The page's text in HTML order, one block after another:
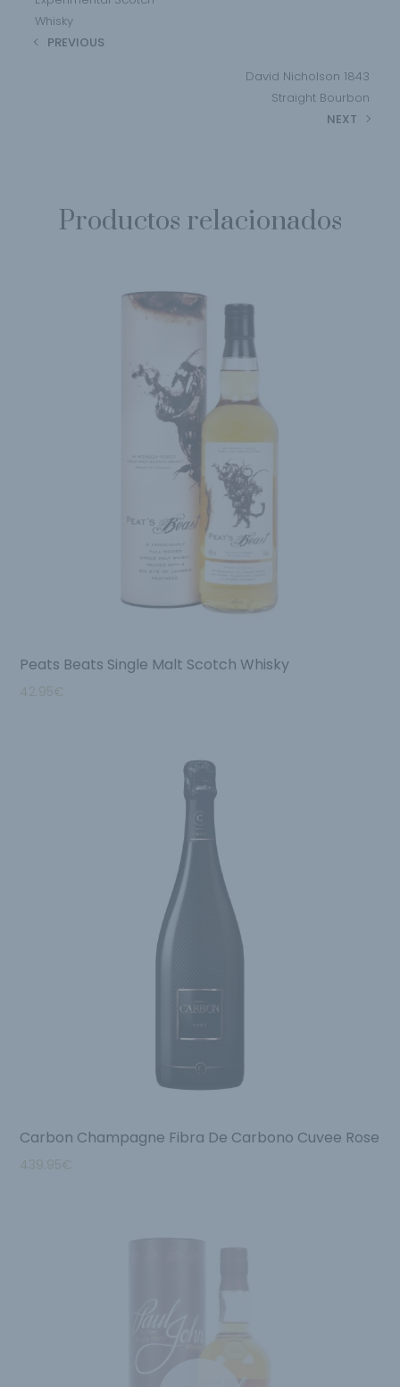
Whisky
PREVIOUS
David Nicholson 1843
Straight Bourbon
NEXT
Productos relacionados
Peats Beats Single Malt Scotch Whisky
42.95€
Carbon Champagne Fibra De Carbono Cuvee Rose
439.95€